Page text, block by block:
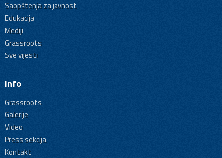
Saopštenja za javnost
Edukacija
Mediji
Grassroots
Sve vijesti
Info
Grassroots
Galerije
Video
Press sekcija
Kontakt